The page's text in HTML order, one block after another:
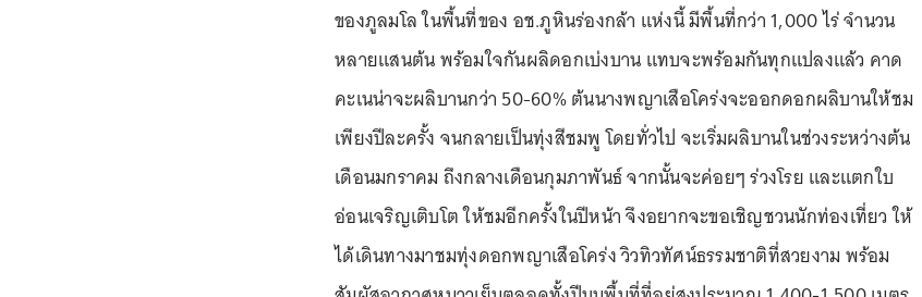
ของภูลมโล ในพื้นที่ของ อช.ภูหินร่องกล้า แห่งนี้ มีพื้นที่กว่า 1,000 ไร่ จำนวน
หลายแสนต้น พร้อมใจกันผลิดอกเบ่งบาน แทบจะพร้อมกันทุกแปลงแล้ว คาด
คะเนน่าจะผลิบานกว่า 50-60% ต้นนางพญาเสือโคร่งจะออกดอกผลิบานให้ชม
เพียงปีละครั้ง จนกลายเป็นทุ่งสีชมพู โดยทั่วไป จะเริ่มผลิบานในช่วงระหว่างต้น
เดือนมกราคม ถึงกลางเดือนกุมภาพันธ์ จากนั้นจะค่อยๆ ร่วงโรย และแตกใบ
อ่อนเจริญเติบโต ให้ชมอีกครั้งในปีหน้า จึงอยากจะขอเชิญชวนนักท่องเที่ยว ให้
ได้เดินทางมาชมทุ่งดอกพญาเสือโคร่ง วิวทิวทัศน์ธรรมชาติที่สวยงาม พร้อม